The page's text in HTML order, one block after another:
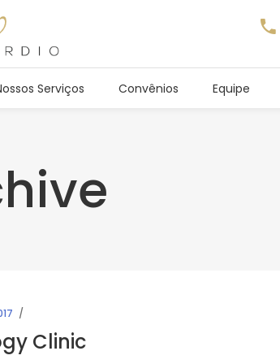
Serviços Convênios Equipe
Clinic